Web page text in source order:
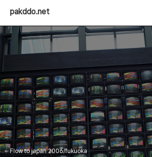
pakddo.net
Flow to japan 2006/fukuoka